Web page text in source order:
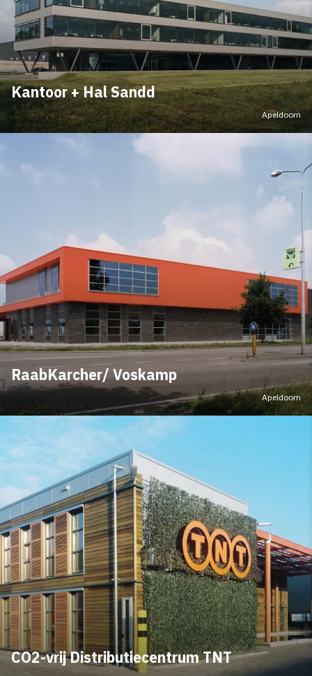
Kantoor + Hal Sandd
Apeldoorn
RaabKarcher/ Voskamp
Apeldoorn
CO2-vrij Distributiecentrum TNT